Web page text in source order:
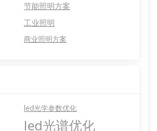
节能照明方案
工业照明
商业照明方案
led光学参数优化
led光谱优化